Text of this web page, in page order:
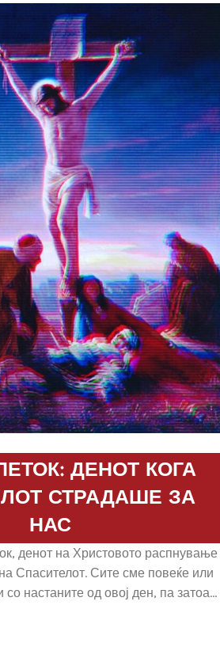
ДЕНОТ КОГА
СТРАДАШЕ ЗА
НАС
денот на Христовото распнување
Спасителот. Сите сме повеќе или
настаните од овој ден, па затоа...